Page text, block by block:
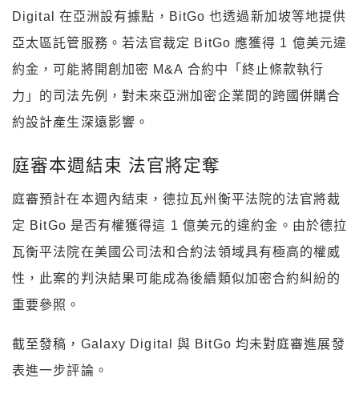
Digital 在亞洲設有據點，BitGo 也透過新加坡等地提供
亞太區託管服務。若法官裁定 BitGo 應獲得 1 億美元違
約金，可能將開創加密 M&A 合約中「終止條款執行
力」的司法先例，對未來亞洲加密企業間的跨國併購合
約設計產生深遠影響。
庭審本週結束 法官將定奪
庭審預計在本週內結束，德拉瓦州衡平法院的法官將裁
定 BitGo 是否有權獲得這 1 億美元的違約金。由於德拉
瓦衡平法院在美國公司法和合約法領域具有極高的權威
性，此案的判決結果可能成為後續類似加密合約糾紛的
重要參照。
截至發稿，Galaxy Digital 與 BitGo 均未對庭審進展發
表進一步評論。